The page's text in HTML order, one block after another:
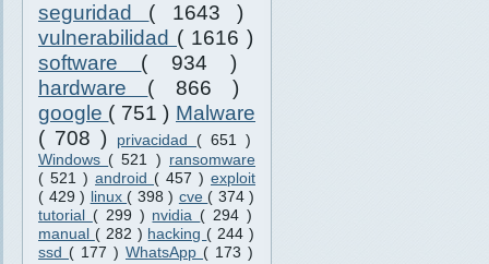
seguridad ( 1643 )
vulnerabilidad ( 1616 )
software ( 934 )
hardware ( 866 )
google ( 751 ) Malware
( 708 )
privacidad ( 651 )
Windows ( 521 ) ransomware
( 521 ) android ( 457 ) exploit
( 429 ) linux ( 398 ) cve ( 374 )
tutorial ( 299 ) nvidia ( 294 )
manual ( 282 ) hacking ( 244 )
ssd ( 177 ) WhatsApp ( 173 )